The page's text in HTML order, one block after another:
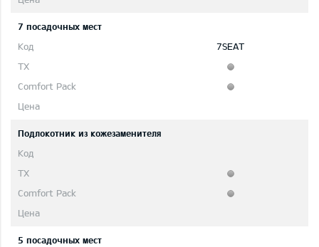
7 посадочных мест
7SEAT
Подлокотник из кожезаменителя
5 посадочных мест